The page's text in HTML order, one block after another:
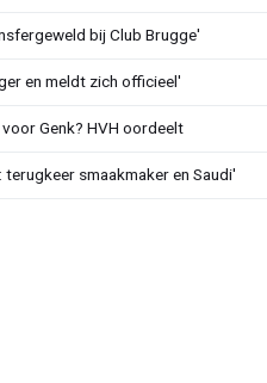
bij Club Brugge'
en meldt zich officieel'
Genk? HVH oordeelt
smaakmaker en Saudi'